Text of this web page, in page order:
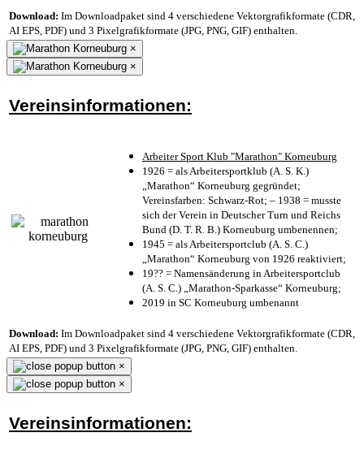
Download: Im Downloadpaket sind 4 verschiedene Vektorgrafikformate (CDR,
AI EPS, PDF) und 3 Pixelgrafikformate (JPG, PNG, GIF) enthalten.
×
×
Vereinsinformationen:
Arbeiter Sport Klub "Marathon" Korneuburg
1926 = als Arbeitersportklub (A. S. K.)
„Marathon“ Korneuburg gegründet;
Vereinsfarben: Schwarz-Rot; – 1938 = musste
sich der Verein in Deutscher Turn und Reichs
Bund (D. T. R. B.) Korneuburg umbenennen;
1945 = als Arbeitersportclub (A. S. C.)
„Marathon“ Korneuburg von 1926 reaktiviert;
19?? = Namensänderung in Arbeitersportclub
(A. S. C.) „Marathon-Sparkasse“ Korneuburg;
2019 in SC Korneuburg umbenannt
Download: Im Downloadpaket sind 4 verschiedene Vektorgrafikformate (CDR,
AI EPS, PDF) und 3 Pixelgrafikformate (JPG, PNG, GIF) enthalten.
×
×
Vereinsinformationen: